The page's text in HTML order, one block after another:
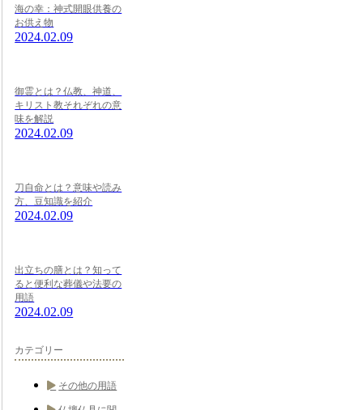
海の幸：神式開眼供養の
お供え物
2024.02.09
御霊とは？仏教、神道、
キリスト教それぞれの意
味を解説
2024.02.09
刀自命とは？意味や読み
方、豆知識を紹介
2024.02.09
出立ちの膳とは？知って
ると便利な葬儀や法要の
用語
2024.02.09
カテゴリー
その他の用語